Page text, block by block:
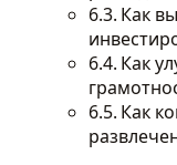
Как
Как
Как